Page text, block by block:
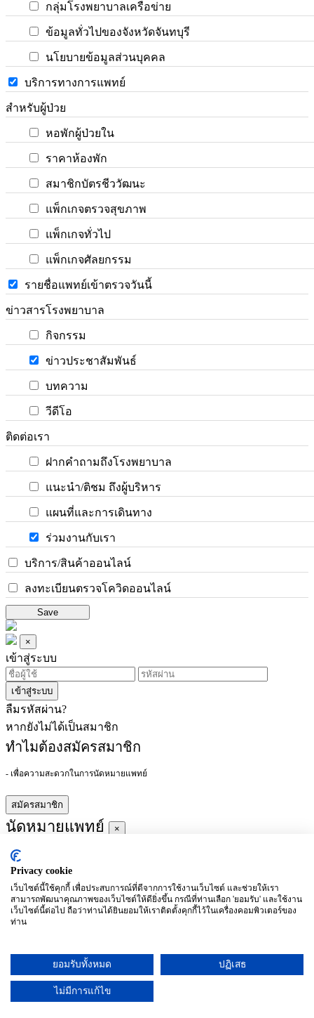
กลุ่มโรงพยาบาลเครือข่าย
ข้อมูลทั่วไปของจังหวัดจันทบุรี
นโยบายข้อมูลส่วนบุคคล
บริการทางการแพทย์
สำหรับผู้ป่วย
หอพักผู้ป่วยใน
ราคาห้องพัก
สมาชิกบัตรชีววัฒนะ
แพ็กเกจตรวจสุขภาพ
แพ็กเกจทั่วไป
แพ็กเกจศัลยกรรม
รายชื่อแพทย์เข้าตรวจวันนี้
ข่าวสารโรงพยาบาล
กิจกรรม
ข่าวประชาสัมพันธ์
บทความ
วีดีโอ
ติดต่อเรา
ฝากคำถามถึงโรงพยาบาล
แนะนำ/ติชม ถึงผู้บริหาร
แผนที่และการเดินทาง
ร่วมงานกับเรา
บริการ/สินค้าออนไลน์
ลงทะเบียนตรวจโควิดออนไลน์
Save
×
เข้าสู่ระบบ
เข้าสู่ระบบ
ลืมรหัสผ่าน?
หากยังไม่ได้เป็นสมาชิก
ทำไมต้องสมัครสมาชิก
- เพื่อความสะดวกในการนัดหมายแพทย์
สมัครสมาชิก
นัดหมายแพทย์ ×
ผู้ชำนาญการ
ประจำ :
อาทิตย์
จันทร์
(27/09)
อังคาร
(28/09)
พุธ
พฤหัสบดี
ศุกร์
เสาร์
Privacy cookie
เว็บไซต์นี้ใช้คุกกี้ เพื่อประสบการณ์ที่ดีจากการใช้งานเว็บไซต์ และช่วยให้เรา
สามารถพัฒนาคุณภาพของเว็บไซต์ให้ดียิ่งขึ้น กรณีที่ท่านเลือก 'ยอมรับ' และใช้งาน
เว็บไซต์นี้ต่อไป ถือว่าท่านได้ยินยอมให้เราติดตั้งคุกกี้ไว้ในเครื่องคอมพิวเตอร์ของ
ท่าน
ยอมรับทั้งหมด ปฏิเสธ
ไม่มีการแก้ไข